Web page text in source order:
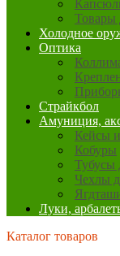
Товары
Холодное
Оптика
Страйкбол
Амуниция,
Кейсы
Кобуры
Тубусы
Чехлы
Луки,
Каталог товаров